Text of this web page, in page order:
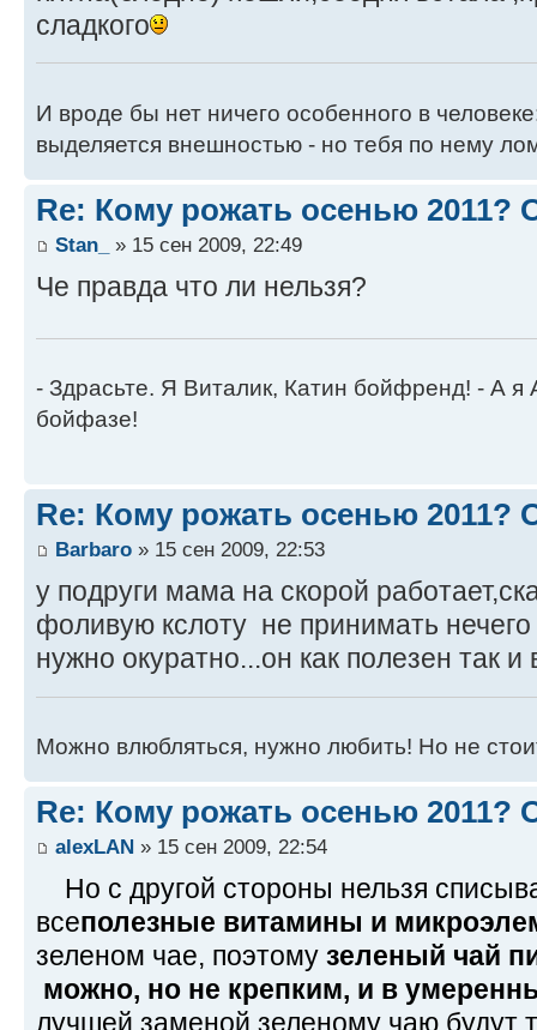
сладкого
И вроде бы нет ничего особенного в
выделяется внешностью - но тебя по нему
Re: Кому рожать осенью 2011?
Stan_ » 15 сен 2009, 22:49
Че правда что ли нельзя?
- Здрасьте. Я Виталик, Катин бойфренд! - А я
бойфазе!
Re: Кому рожать осенью 2011?
Barbaro » 15 сен 2009, 22:53
у подруги мама на скорой
фоливую кслоту не принимать
нужно окуратно...он как полезен так и
Можно влюбляться, нужно любить! Но не
Re: Кому рожать осенью 2011?
alexLAN » 15 сен 2009, 22:54
Но с другой стороны нельзя
всеполезные витамины и
зеленом чае, поэтому зеленый чай
можно, но не крепким, и в
лучшей заменой зеленому чаю будут